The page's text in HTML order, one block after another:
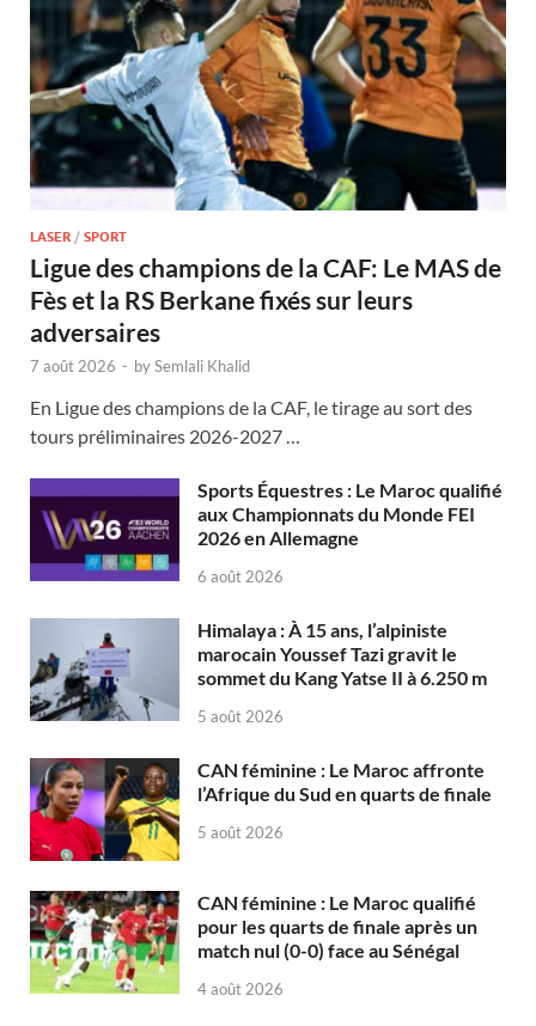
LASER / SPORT
Ligue des champions de la CAF: Le MAS de
Fès et la RS Berkane fixés sur leurs
adversaires
7 août 2026 - bySemlali Khalid
En Ligue des champions de la CAF, le tirage au sort des
tours préliminaires 2026-2027 …
Sports Équestres : Le Maroc qualifié
aux Championnats du Monde FEI
2026 en Allemagne
6 août 2026
Himalaya : À 15 ans, l’alpiniste
marocain Youssef Tazi gravit le
sommet du Kang Yatse II à 6.250 m
5 août 2026
CAN féminine : Le Maroc affronte
l’Afrique du Sud en quarts de finale
5 août 2026
CAN féminine : Le Maroc qualifié
pour les quarts de finale après un
match nul (0-0) face au Sénégal
4 août 2026